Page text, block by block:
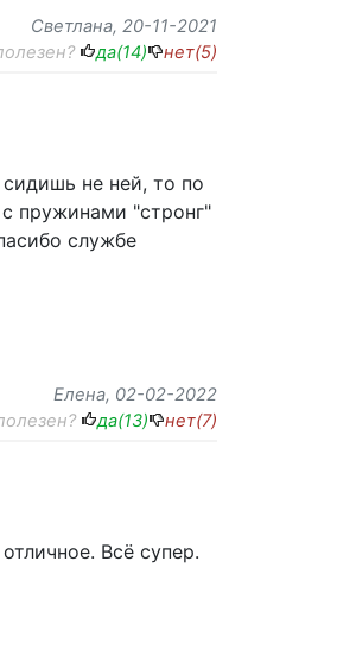
Светлана, 20-11-2021
да(14) нет(5)
не ней, то по
с пружинами "стронг"
службе
Елена, 02-02-2022
да(13) нет(7)
Всё супер.